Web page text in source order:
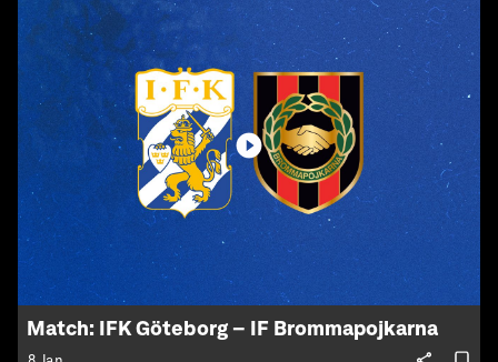
Match: IFK Göteborg – IF Brommapojkarna